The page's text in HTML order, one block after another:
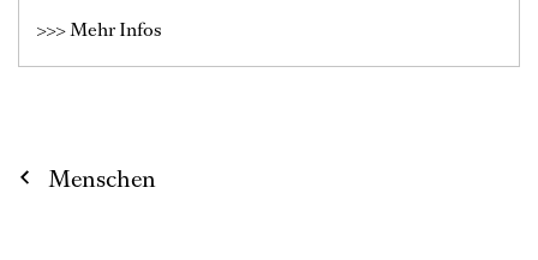
>>> Mehr Infos
Menschen